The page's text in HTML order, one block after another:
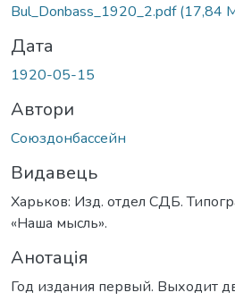
Bul_Donbass_1920_2.pdf(17,84
Дата
1920-05-15
Автори
Союздонбассейн
Видавець
Харьков: Изд. отдел СДБ.
«Наша мысль».
Анотація
Год издания первый. Выходит